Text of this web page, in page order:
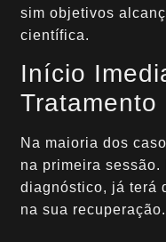
sim objetivos
científica.
Início
Tratamento
Na maioria dos
na primeira sessão.
diagnóstico, já terá
na sua recuperação.